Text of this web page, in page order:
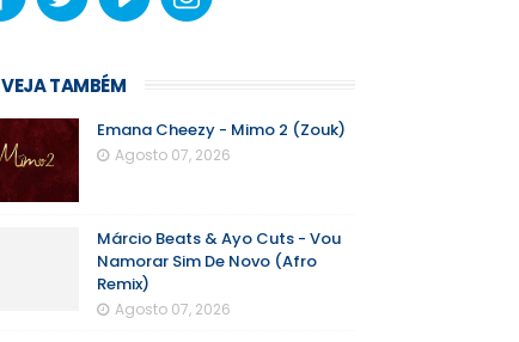
VEJA TAMBÉM
Emana Cheezy - Mimo 2 (Zouk)
Agosto 07, 2026
Márcio Beats & Ayo Cuts - Vou
Namorar Sim De Novo (Afro
Remix)
Agosto 07, 2026